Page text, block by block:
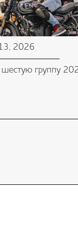
2026
группу